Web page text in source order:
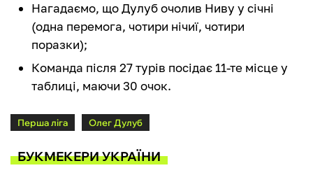
Нагадаємо, що Дулуб очолив Ниву у січні
(одна перемога, чотири нічиї, чотири
поразки);
Команда після 27 турів посідає 11-те місце у
таблиці, маючи 30 очок.
Перша ліга Олег Дулуб
БУКМЕКЕРИ УКРАЇНИ